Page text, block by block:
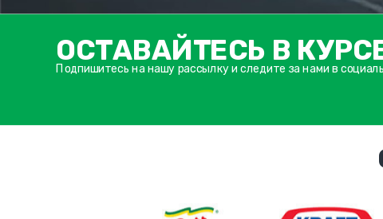
ОСТАВАЙТЕСЬ В
Подпишитесь на нашу рассылку и следите за нами в